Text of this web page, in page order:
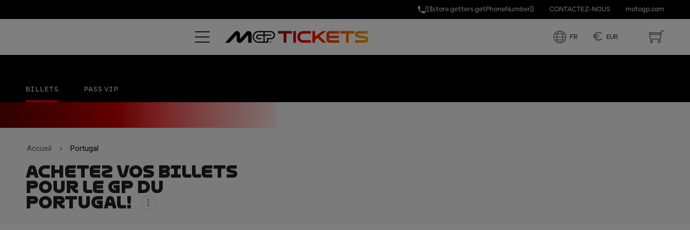
[[$store.getters.getPhoneNumber]] CONTACTEZ-NOUS motogp.com
FR € EUR
REPSOL GRAND PRIX OF PORTUGAL
BILLETS PASS VIP
Accueil Portugal
ACHETEZ VOS BILLETS
POUR LE GP DU
PORTUGAL!